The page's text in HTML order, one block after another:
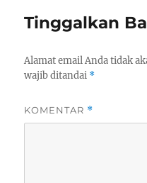
Tinggalkan
Alamat email Anda tidak
wajib ditandai *
KOMENTAR *